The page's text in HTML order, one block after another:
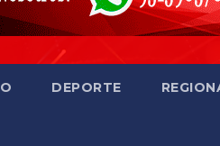
DEPORTE